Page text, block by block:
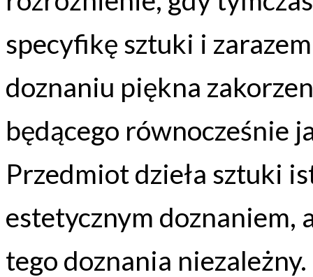
specyfikę sztuki i
doznaniu piękna
będącego równocześnie
Przedmiot dzieła sztuki
estetycznym doznaniem,
tego doznania